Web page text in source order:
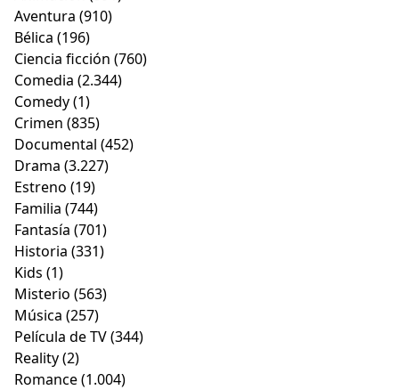
Aventura (910)
Bélica (196)
Ciencia ficción (760)
Comedia (2.344)
Comedy(1)
Crimen (835)
Documental (452)
Drama (3.227)
Estreno (19)
Familia (744)
Fantasía (701)
Historia (331)
Kids (1)
Misterio (563)
Música (257)
Película de TV(344)
Reality(2)
Romance(1.004)